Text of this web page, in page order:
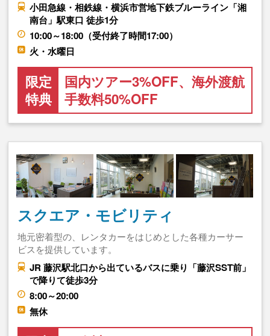
小田急線・相鉄線・横浜市営地下鉄ブルーライン「湘
南台」駅東口 徒歩1分
10:00～18:00（受付終了時間17:00）
火・水曜日
限定
特典
国内ツアー3%OFF、海外渡航
手数料50%OFF
スクエア・モビリティ
地元密着型の、レンタカーをはじめとした各種カーサー
ビスを提供しています。
JR 藤沢駅北口から出ているバスに乗り「藤沢SST前」
で降りて徒歩3分
8:00～20:00
無休